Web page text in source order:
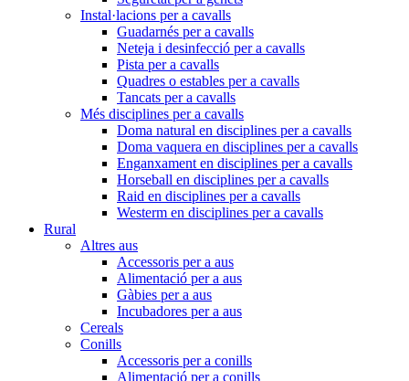
Instal·lacions per a cavalls
Guadarnés per a cavalls
Neteja i desinfecció per a cavalls
Pista per a cavalls
Quadres o estables per a cavalls
Tancats per a cavalls
Més disciplines per a cavalls
Doma natural en disciplines per a cavalls
Doma vaquera en disciplines per a cavalls
Enganxament en disciplines per a cavalls
Horseball en disciplines per a cavalls
Raid en disciplines per a cavalls
Westerm en disciplines per a cavalls
Rural
Altres aus
Accessoris per a aus
Alimentació per a aus
Gàbies per a aus
Incubadores per a aus
Cereals
Conills
Accessoris per a conills
Alimentació per a conills